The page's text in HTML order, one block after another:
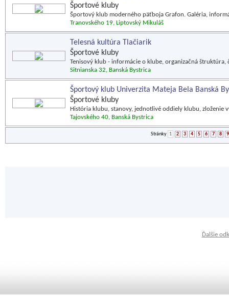
Športové kluby
Športový klub moderného päťboja Grafon. Galéria,
Tranovského 19, Liptovský Mikuláš
Telesná kultúra Tlačiarik
Športové kluby
Tenisový klub - informácie o klube, organizačná štruktúra,
Sitnianska 32, Banská Bystrica
Športový klub Univerzita Mateja Bela Banská
Športové kluby
História klubu, stanovy, jednotlivé oddiely klubu, zloženie
Tajovského 40, Banská Bystrica
Stránky 1 2 3 4 5 6 7 8 9
Ďalšie